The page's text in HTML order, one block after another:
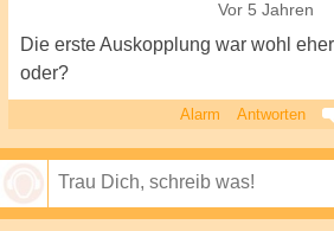
Vor 5 Jahren
Die erste Auskopplung war wohl
oder?
Alarm Antworten